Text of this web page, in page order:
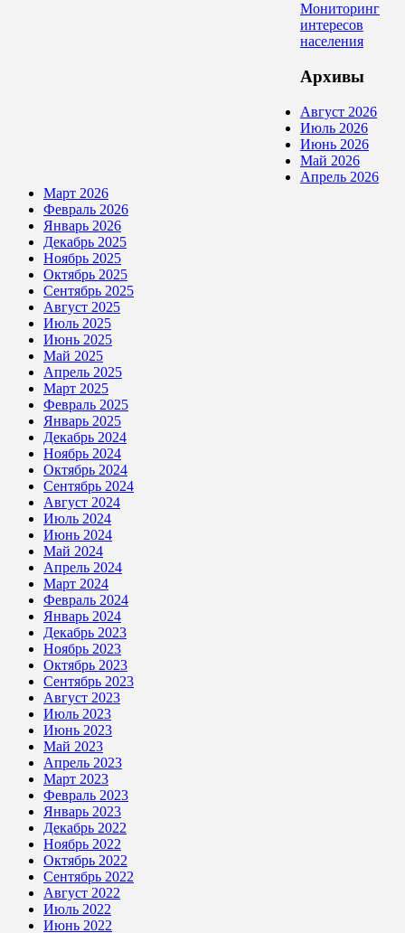
Мониторинг
интересов
населения
Архивы
Август 2026
Июль 2026
Июнь 2026
Май 2026
Апрель 2026
Март 2026
Февраль 2026
Январь 2026
Декабрь 2025
Ноябрь 2025
Октябрь 2025
Сентябрь 2025
Август 2025
Июль 2025
Июнь 2025
Май 2025
Апрель 2025
Март 2025
Февраль 2025
Январь 2025
Декабрь 2024
Ноябрь 2024
Октябрь 2024
Сентябрь 2024
Август 2024
Июль 2024
Июнь 2024
Май 2024
Апрель 2024
Март 2024
Февраль 2024
Январь 2024
Декабрь 2023
Ноябрь 2023
Октябрь 2023
Сентябрь 2023
Август 2023
Июль 2023
Июнь 2023
Май 2023
Апрель 2023
Март 2023
Февраль 2023
Январь 2023
Декабрь 2022
Ноябрь 2022
Октябрь 2022
Сентябрь 2022
Август 2022
Июль 2022
Июнь 2022